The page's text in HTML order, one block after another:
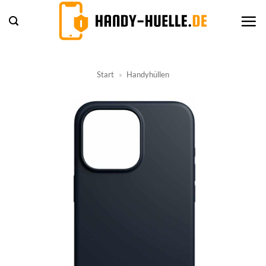
Inhalt
Start » Handyhüllen